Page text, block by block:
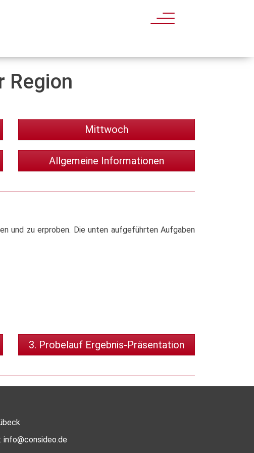
Region
Mittwoch
Allgemeine Informationen
und zu erproben. Die unten aufgeführten Aufgaben
3. Probelauf Ergebnis-Präsentation
info@consideo.de